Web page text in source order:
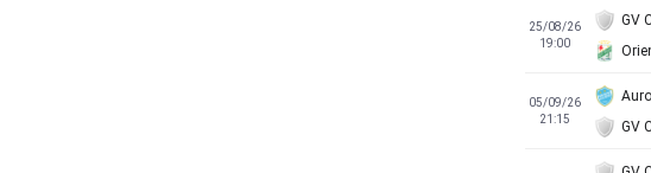
25/08/26
19:00
GV
05/09/26
21:15
GV